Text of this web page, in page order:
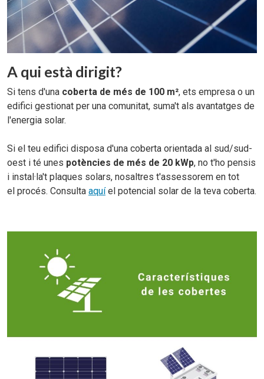
A qui està dirigit?
Si tens d'una coberta de més de 100 m², ets empresa o un
edifici gestionat per una comunitat, suma't als avantatges de
l'energia solar.
Si el teu edifici disposa d'una coberta orientada al sud/sud-
oest i té unes potències de més de 20 kWp, no t'ho pensis
i instal·la't plaques solars, nosaltres t'assessorem en tot
el procés. Consulta aquíel potencial solar de la teva coberta.